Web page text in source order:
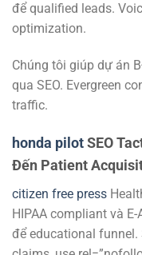
để qualified leads.
optimization.
Chúng tôi giúp dự án
qua SEO. Evergreen
traffic.
honda pilotSEO
Đến Patient
citizen free press
HIPAA compliant và
để educational